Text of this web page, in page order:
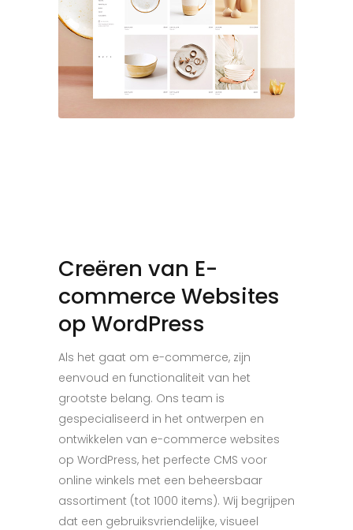
Creëren van E-
commerce Websites
op WordPress
Als het gaat om e-commerce, zijn
eenvoud en functionaliteit van het
grootste belang. Ons team is
gespecialiseerd in het ontwerpen en
ontwikkelen van e-commerce websites
op WordPress, het perfecte CMS voor
online winkels met een beheersbaar
assortiment (tot 1000 items). Wij begrijpen
dat een gebruiksvriendelijke, visueel